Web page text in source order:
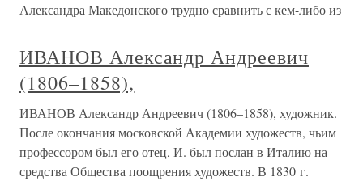
Александра Македонского трудно сравнить с кем-либо из
ИВАНОВ Александр Андреевич
(1806–1858),
ИВАНОВ Александр Андреевич (1806–1858), художник.
После окончания московской Академии художеств, чьим
профессором был его отец, И. был послан в Италию на
средства Общества поощрения художеств. В 1830 г.